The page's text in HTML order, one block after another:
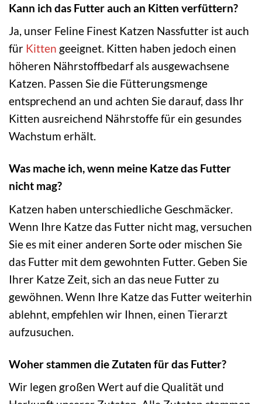
Kann ich das Futter auch an Kitten verfüttern?
Ja, unser Feline Finest Katzen Nassfutter ist auch
für Kitten geeignet. Kitten haben jedoch einen
höheren Nährstoffbedarf als ausgewachsene
Katzen. Passen Sie die Fütterungsmenge
entsprechend an und achten Sie darauf, dass Ihr
Kitten ausreichend Nährstoffe für ein gesundes
Wachstum erhält.
Was mache ich, wenn meine Katze das Futter
nicht mag?
Katzen haben unterschiedliche Geschmäcker.
Wenn Ihre Katze das Futter nicht mag, versuchen
Sie es mit einer anderen Sorte oder mischen Sie
das Futter mit dem gewohnten Futter. Geben Sie
Ihrer Katze Zeit, sich an das neue Futter zu
gewöhnen. Wenn Ihre Katze das Futter weiterhin
ablehnt, empfehlen wir Ihnen, einen Tierarzt
aufzusuchen.
Woher stammen die Zutaten für das Futter?
Wir legen großen Wert auf die Qualität und